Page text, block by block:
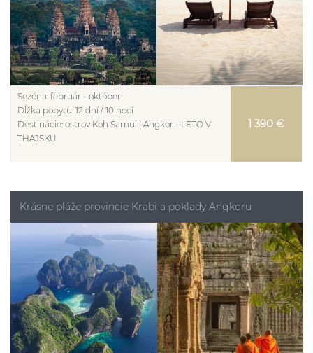
Sezóna: február - október
Dĺžka pobytu: 12 dní / 10 nocí
Destinácie: ostrov Koh Samui | Angkor - LETO V
THAJSKU
1 390 €
Krásne pláže provincie Krabi a poklady Angkoru